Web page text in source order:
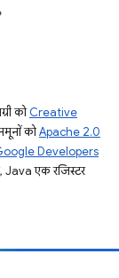
कोCreative
कोApache 2.0
Developers
एक रजिस्टर